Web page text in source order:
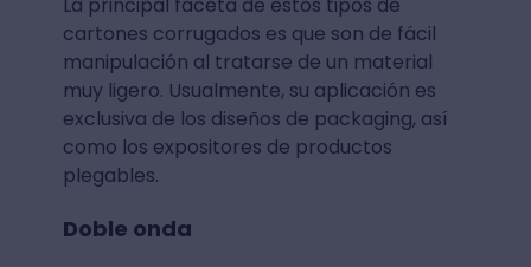
cartones corrugados es que son de fácil
manipulación al tratarse de un material
muy ligero. Usualmente, su aplicación es
exclusiva de los diseños de packaging, así
como los expositores de productos
plegables.
Doble onda